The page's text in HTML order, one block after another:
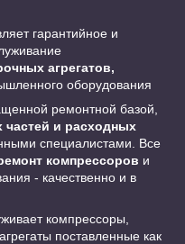
гарантийное и
агрегатов,
оборудования
ремонтной базой,
частей и расходных
специалистами. Все
компрессоров и
- качественно и в
компрессоры,
поставленные как